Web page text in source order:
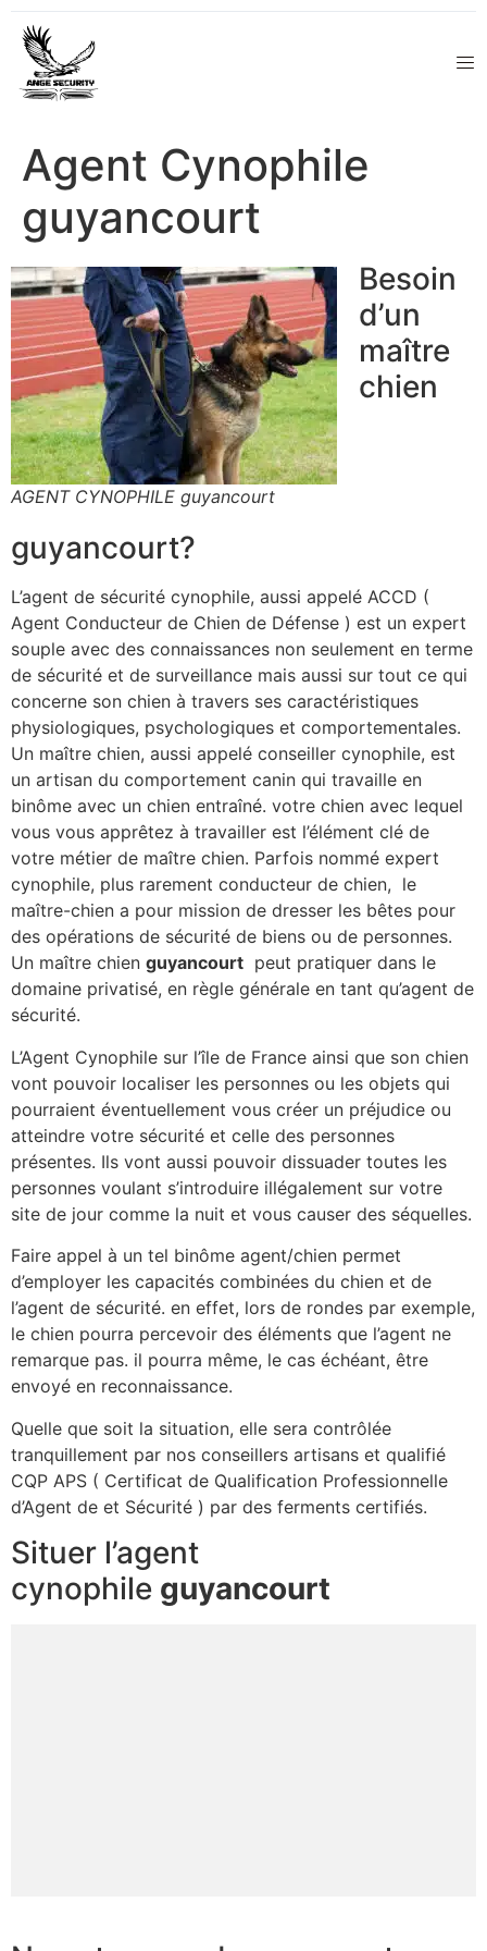
Agent Cynophile
guyancourt
AGENT CYNOPHILE guyancourt
Besoin
d’un
maître
chien
guyancourt?
L’agent de sécurité cynophile, aussi appelé ACCD (
Agent Conducteur de Chien de Défense ) est un expert
souple avec des connaissances non seulement en terme
de sécurité et de surveillance mais aussi sur tout ce qui
concerne son chien à travers ses caractéristiques
physiologiques, psychologiques et comportementales.
Un maître chien, aussi appelé conseiller cynophile, est
un artisan du comportement canin qui travaille en
binôme avec un chien entraîné. votre chien avec lequel
vous vous apprêtez à travailler est l’élément clé de
votre métier de maître chien. Parfois nommé expert
cynophile, plus rarement conducteur de chien, le
maître-chien a pour mission de dresser les bêtes pour
des opérations de sécurité de biens ou de personnes.
Un maître chien guyancourt peut pratiquer dans le
domaine privatisé, en règle générale en tant qu’agent de
sécurité.
L’Agent Cynophile sur l’île de France ainsi que son chien
vont pouvoir localiser les personnes ou les objets qui
pourraient éventuellement vous créer un préjudice ou
atteindre votre sécurité et celle des personnes
présentes. Ils vont aussi pouvoir dissuader toutes les
personnes voulant s’introduire illégalement sur votre
site de jour comme la nuit et vous causer des séquelles.
Faire appel à un tel binôme agent/chien permet
d’employer les capacités combinées du chien et de
l’agent de sécurité. en effet, lors de rondes par exemple,
le chien pourra percevoir des éléments que l’agent ne
remarque pas. il pourra même, le cas échéant, être
envoyé en reconnaissance.
Quelle que soit la situation, elle sera contrôlée
tranquillement par nos conseillers artisans et qualifié
CQP APS ( Certificat de Qualification Professionnelle
d’Agent de et Sécurité ) par des ferments certifiés.
Situer l’agent
cynophile guyancourt